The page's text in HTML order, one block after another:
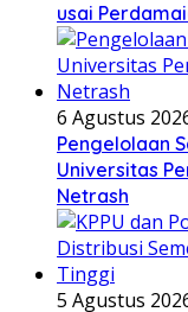
usai
6 Agustus
Pengelolaan
Universitas
Netrash
5 Agustus